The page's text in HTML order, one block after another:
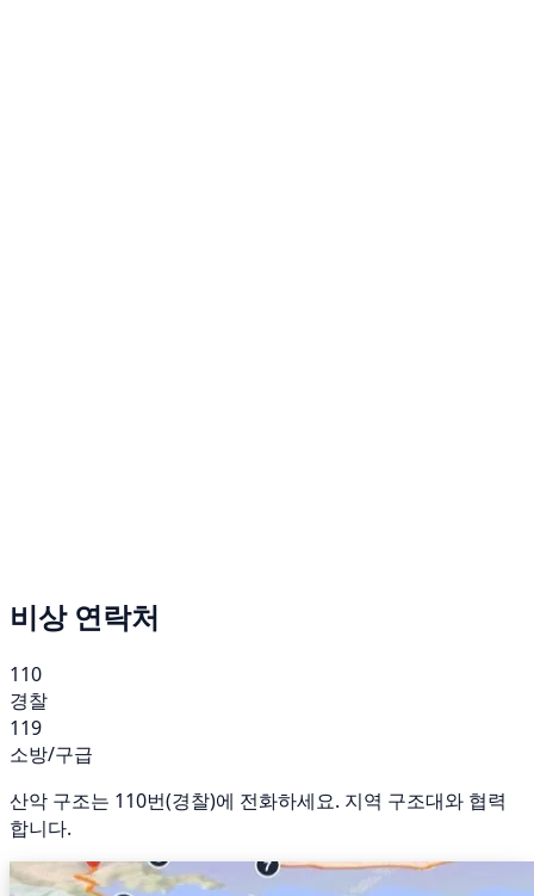
비상 연락처
110
경찰
119
소방/구급
산악 구조는 110번(경찰)에 전화하세요. 지역 구조대와 협력
합니다.